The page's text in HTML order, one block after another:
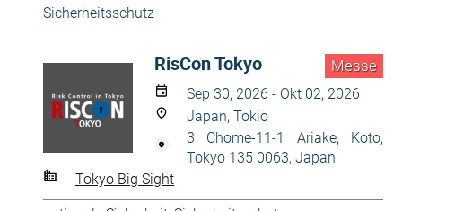
Sicherheitsschutz
Messe
RisCon Tokyo
Sep 30, 2026 - Okt 02, 2026
Japan, Tokio
3 Chome-11-1 Ariake, Koto,
Tokyo 135 0063, Japan
Tokyo Big Sight